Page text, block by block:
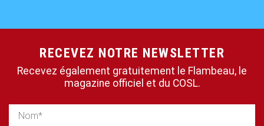
RECEVEZ NOTRE NEWSLETTER
Recevez également gratuitement le Flambeau, le
magazine officiel et du COSL.